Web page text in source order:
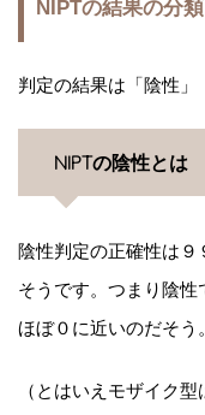
NIPTの結果の分類
判定の結果は「陰性」
NIPTの陰性とは
陰性判定の正確性は
そうです。つまり陰
ほぼ０に近いのだそう。
（とはいえモザイク